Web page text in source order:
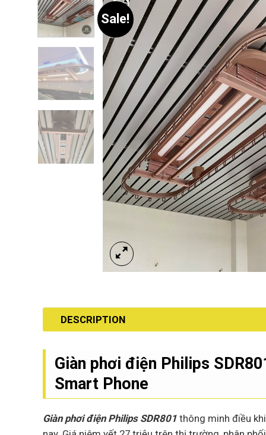
Sale!
DESCRIPTION
Giàn phơi điện Philips
Smart Phone
Giàn phơi điện Philips SDR801 thông minh điều